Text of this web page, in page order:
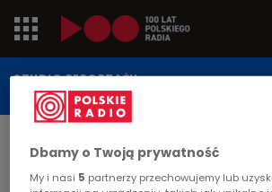
Jedynka
Dwójka
STUDIO REPORTAŻU
POLSKIEGO RADIA
DATA PUBLIKACJI:
2005-06-02
STRONA GŁÓWNA > ARTYKUŁ
Dbamy o Twoją prywatność
My i nasi 5 partnerzy przechowujemy lub